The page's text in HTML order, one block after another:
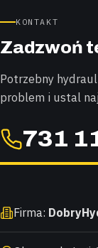
KONTAKT
Zadzwoń
Potrzebny
problem i ustal
731
Firma: